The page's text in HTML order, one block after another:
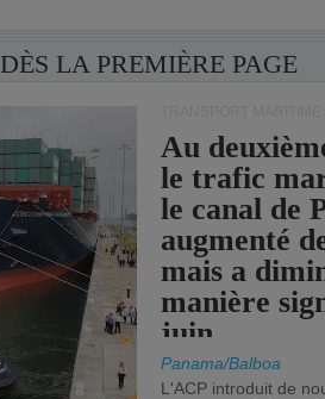
DÈS LA PREMIÈRE PAGE
Au
le trafic
le canal de
augmenté
mais a
manière
juin.
Panama/Balboa
L'ACP introduit de